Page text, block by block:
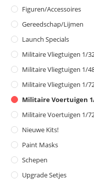
Figuren/Accessoires
Gereedschap/Lijmen
Launch Specials
Militaire Vliegtuigen 1/
Militaire Vliegtuigen 1/
Militaire Vliegtuigen 1/
Militaire Voertuigen
Militaire Voertuigen 1/
Nieuwe Kits!
Paint Masks
Schepen
Upgrade Setjes